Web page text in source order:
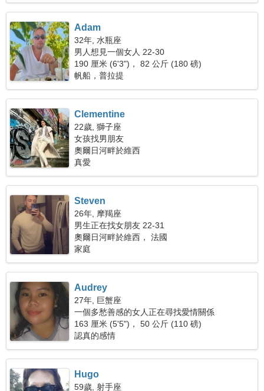
Adam
32年, 水瓶座
男人想見一個女人 22-30
190 厘米 (6'3")， 82 公斤 (180 磅)
帆船，普拉提
Clementine
22歲, 獅子座
女孩找男朋友
奧爾日河畔於維西
真愛
Steven
26年, 摩羯座
男生正在找女朋友 22-31
奧爾日河畔於維西， 法國
家庭
Audrey
27年, 巨蟹座
一個多愁善感的女人正在尋找愛情關係
163 厘米 (5'5")， 50 公斤 (110 磅)
認真的感情
Hugo
59歲, 射手座